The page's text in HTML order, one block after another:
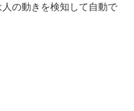
の動きを検知して自動で